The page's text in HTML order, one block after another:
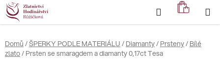
Přejít
na
obsah
Hledat
KOŠÍK
Domů /ŠPERKY PODLE MATERIÁLU / Diamanty/ Prsteny/ Bílé
zlato/ Prsten se smaragdem a diamanty 0,17ct Tesa